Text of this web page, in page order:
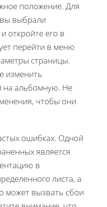
положение. Для
выбрали
откройте его в
перейти в меню
страницы.
изменить
на альбомную. Не
чтобы они
ошибках. Одной
является
в
листа, а
может вызвать сбои